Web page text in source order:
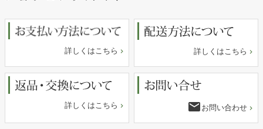
詳しくはこちら 詳しくはこちら
詳しくはこちら email お問い合わせ